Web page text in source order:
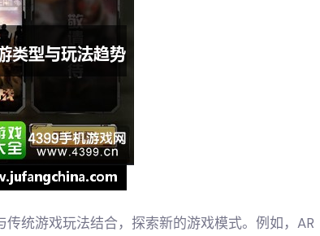
统游戏玩法结合，探索新的游戏模式。例如，AR